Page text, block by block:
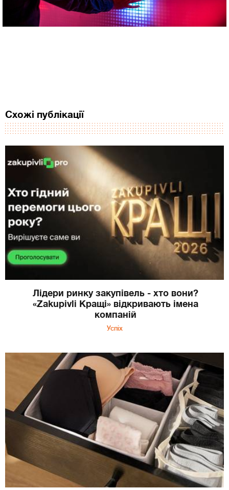
Схожі публікації
Лідери ринку закупівель - хто вони?
«Zakupivli Кращі» відкривають імена
компаній
Успіх